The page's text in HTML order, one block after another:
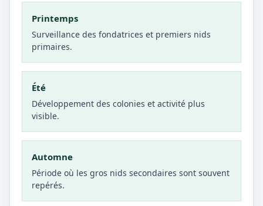
Printemps
Surveillance des fondatrices et premiers nids
primaires.
Été
Développement des colonies et activité plus
visible.
Automne
Période où les gros nids secondaires sont souvent
repérés.